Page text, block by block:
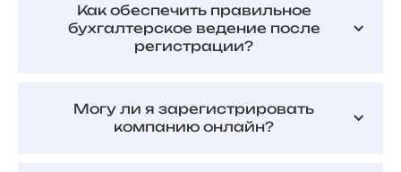
Как обеспечить правильное
бухгалтерское ведение после
регистрации?
Могу ли я зарегистрировать
компанию онлайн?